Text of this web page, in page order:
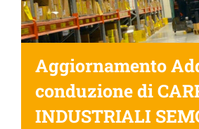
Aggiornamento
conduzione di
INDUSTRIALI